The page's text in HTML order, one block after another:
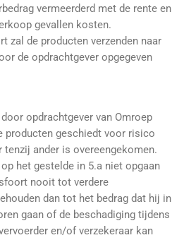
vermeerderd met de rente en
gevallen kosten.
zal de producten verzenden naar
de opdrachtgever opgegeven
opdrachtgever van Omroep
producten geschiedt voor risico
tenzij ander is overeengekomen.
het gestelde in 5.a niet opgaan
nooit tot verdere
dan tot het bedrag dat hij in
gaan of de beschadiging tijdens
en/of verzekeraar kan